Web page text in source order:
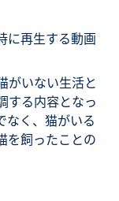
に再生する動画
がいない生活と
する内容となっ
なく、猫がいる
を飼ったことの